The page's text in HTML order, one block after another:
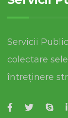
Servicii
colectare
întreținere